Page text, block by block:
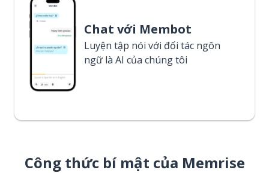
Chat với Membot
Luyện tập nói với đối tác ngôn
ngữ là AI của chúng tôi
Công thức bí mật của Memrise